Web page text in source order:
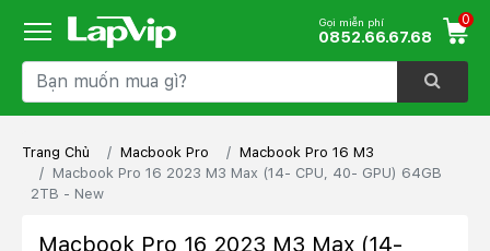
Gọi miễn phí
0852.66.67.68
0
Trang Chủ Macbook Pro
Macbook Pro 16 M3
Macbook Pro 16 2023 M3 Max (14- CPU, 40- GPU) 64GB
2TB - New
Macbook Pro 16 2023 M3 Max (14-